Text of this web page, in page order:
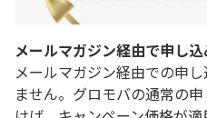
メールマガジン経由で申し
メールマガジン経由での申
ません。グロモバの通常の